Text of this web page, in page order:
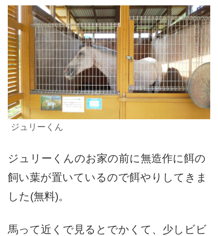
ジュリーくん
ジュリーくんのお家の前に無造作に餌の
飼い葉が置いているので餌やりしてきま
した(無料)。
馬って近くで見るとでかくて 、 少しビビ